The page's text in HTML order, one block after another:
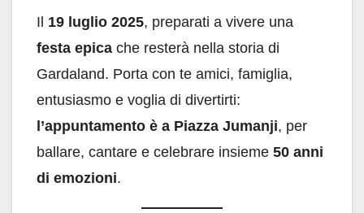
Il 19 luglio 2025, preparati a vivere una
festa epica che resterà nella storia di
Gardaland. Porta con te amici, famiglia,
entusiasmo e voglia di divertirti:
l’appuntamento è a Piazza Jumanji, per
ballare, cantare e celebrare insieme 50 anni
di emozioni.